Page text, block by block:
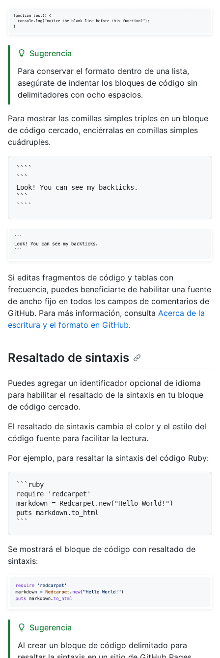
Sugerencia
Para conservar el formato dentro de una lista,
asegúrate de indentar los bloques de código sin
delimitadores con ocho espacios.
Para mostrar las comillas simples triples en un bloque
de código cercado, enciérralas en comillas simples
cuádruples.
````
```
Look! You can see my backticks.
```
Si editas fragmentos de código y tablas con
frecuencia, puedes beneficiarte de habilitar una fuente
de ancho fijo en todos los campos de comentarios de
GitHub. Para más información, consulta Acerca de la
escritura y el formato en GitHub.
Resaltado de sintaxis
Puedes agregar un identificador opcional de idioma
para habilitar el resaltado de la sintaxis en tu bloque
de código cercado.
El resaltado de sintaxis cambia el color y el estilo del
código fuente para facilitar la lectura.
Por ejemplo, para resaltar la sintaxis del código Ruby:
```ruby
require 'redcarpet'
markdown = Redcarpet.new("Hello World!")
puts markdown.to_html
Se mostrará el bloque de código con resaltado de
sintaxis:
Sugerencia
Al crear un bloque de código delimitado para